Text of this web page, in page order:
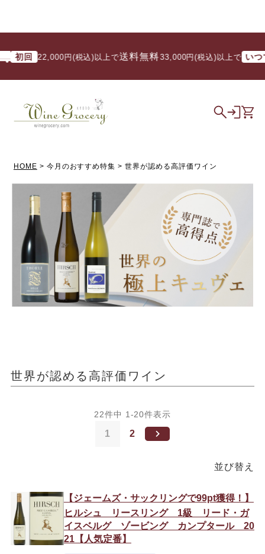
22,000円(税込)以上で送料無料/ 33,000円(税込)以上で いつでも
HOME 今月のおすすめ特集 世界が認める高評価ワイン
世界が認める高評価ワイン
並び替え
22件中 1 -20件表示
1 2
【ジェームズ・サックリングで99pt獲得！】
ヒルシュ リースリング 1級 リード・ガ
イスベルグ ゾービング カンプタール 20
21【人気定番】